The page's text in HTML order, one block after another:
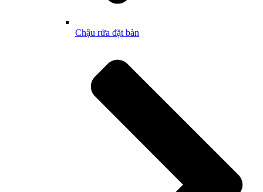
Chậu rửa đặt bàn